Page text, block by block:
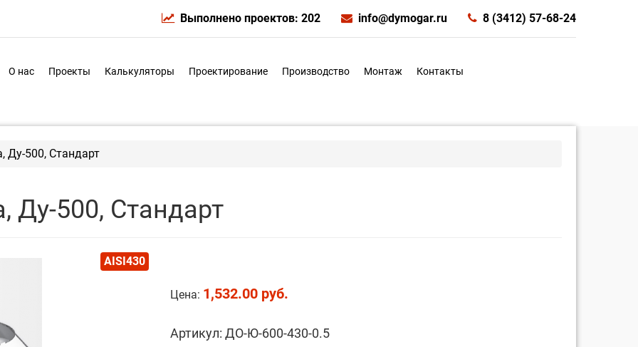
Выполнено проектов: 202 info@dymogar.ru 8 (3412) 57-68-24
О нас Проекты Калькуляторы Проектирование Производство Монтаж Контакты
500, Стандарт
500, Стандарт
AISI430
Цена: 1,532.00 руб.
Артикул: ДО-Ю-600-430-0.5